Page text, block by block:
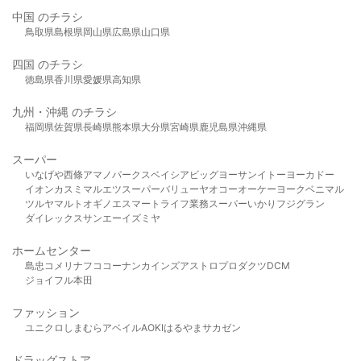
中国 のチラシ
鳥取県島根県岡山県広島県山口県
四国 のチラシ
徳島県香川県愛媛県高知県
九州・沖縄 のチラシ
福岡県佐賀県長崎県熊本県大分県宮崎県鹿児島県沖縄県
スーパー
いなげや西條アマノパークスベイシア ビッグヨーサンイトーヨーカドー
イオンカスミ マルエツスーパーバリューヤオコーオーケー ヨークベニマル
ツルヤマルト オギノ エスマート ライフ業務スーパーいかり フジグラン
ダイレックスサンエーイズミヤ
ホームセンター
島忠 コメリ ナフコ コーナンカインズアストロプロダクツDCM
ジョイフル本田
ファッション
ユニクロ しまむら アベイルAOKIはるやま サカゼン